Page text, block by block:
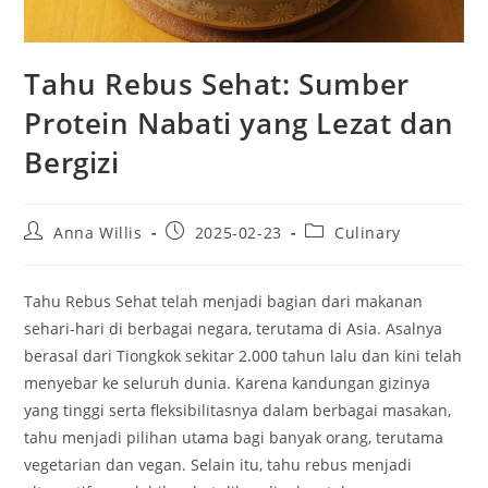
Tahu Rebus Sehat: Sumber
Protein Nabati yang Lezat dan
Bergizi
PostAnna Willis
Post2025-02-23
PostCulinary
Tahu Rebus Sehat telah menjadi bagian dari makanan
sehari-hari di berbagai negara, terutama di Asia. Asalnya
berasal dari Tiongkok sekitar 2.000 tahun lalu dan kini telah
menyebar ke seluruh dunia. Karena kandungan gizinya
yang tinggi serta fleksibilitasnya dalam berbagai masakan,
tahu menjadi pilihan utama bagi banyak orang, terutama
vegetarian dan vegan. Selain itu, tahu rebus menjadi